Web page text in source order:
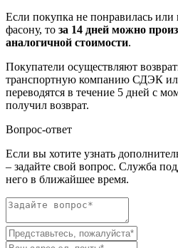
Если покупка не понравилась
фасону, то за 14 дней можно
аналогичной стоимости.
Покупатели осуществляют
транспортную компанию СДЭК
переводятся в течение 5 дней с
получил возврат.
Вопрос-ответ
Если вы хотите узнать
– задайте свой вопрос. Служба
него в ближайшее время.